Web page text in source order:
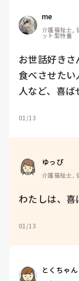
me
介護福祉士,
ット型特養
お世話好きさ
食べさせた
人など、喜ば
01/13
ゆっぴ
介護福祉士,
わたしは、
01/13
とくちゃん